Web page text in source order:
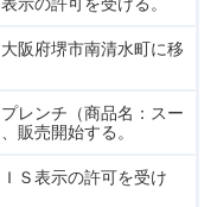
阪府堺市南清水町に移
レンチ（商品名：スー
販売開始する。
Ｓ表示の許可を受け